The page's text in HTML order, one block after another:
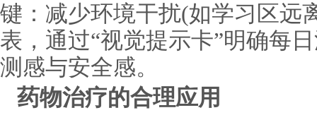
键：减少环境干扰(如学习区远
表，通过“视觉提示卡”明确每
测感与安全感。
药物治疗的合理应用